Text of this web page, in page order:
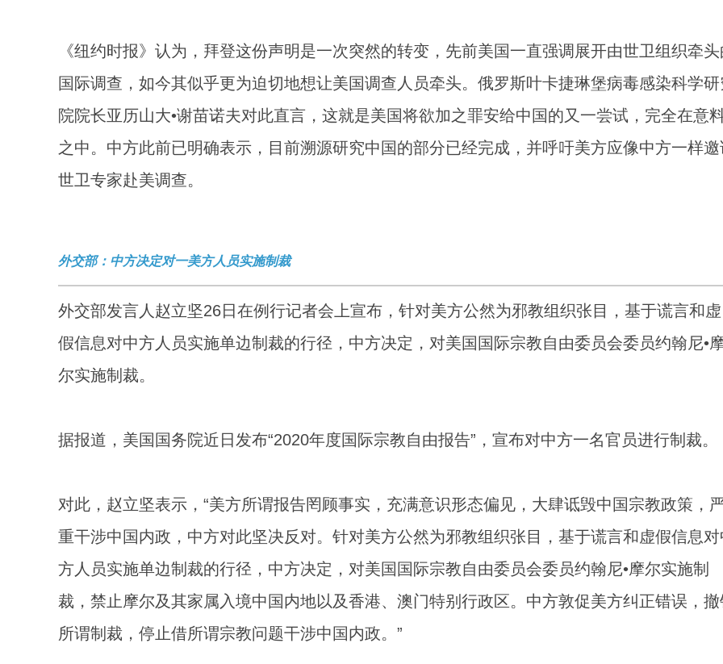
《纽约时报》认为，拜登这份声明是一次突然的转变，先前美国一直强调展开由世卫组织牵头
国际调查，如今其似乎更为迫切地想让美国调查人员牵头。俄罗斯叶卡捷琳堡病毒感染科学研
院院长亚历山大•谢苗诺夫对此直言，这就是美国将欲加之罪安给中国的又一尝试，完全在意
之中。中方此前已明确表示，目前溯源研究中国的部分已经完成，并呼吁美方应像中方一样邀
世卫专家赴美调查。
外交部：中方决定对一美方人员实施制裁
外交部发言人赵立坚26日在例行记者会上宣布，针对美方公然为邪教组织张目，基于谎言和虚
假信息对中方人员实施单边制裁的行径，中方决定，对美国国际宗教自由委员会委员约翰尼•
尔实施制裁。
据报道，美国国务院近日发布“2020年度国际宗教自由报告”，宣布对中方一名官员进行制裁。
对此，赵立坚表示，“美方所谓报告罔顾事实，充满意识形态偏见，大肆诋毁中国宗教政策，
重干涉中国内政，中方对此坚决反对。针对美方公然为邪教组织张目，基于谎言和虚假信息对
方人员实施单边制裁的行径，中方决定，对美国国际宗教自由委员会委员约翰尼•摩尔实施制
裁，禁止摩尔及其家属入境中国内地以及香港、澳门特别行政区。中方敦促美方纠正错误，撤
所谓制裁，停止借所谓宗教问题干涉中国内政。”